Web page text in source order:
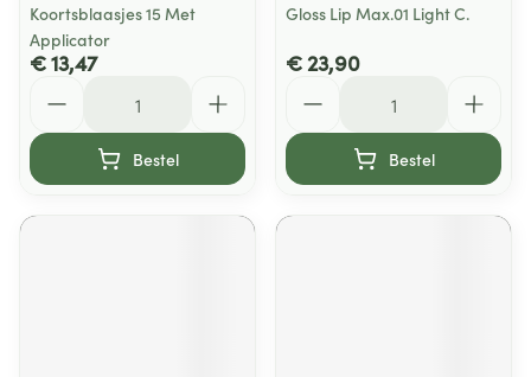
Koortsblaasjes 15 Met
Applicator
€ 13,47
Bestel
Gloss Lip Max.01 Light C.
€ 23,90
Bestel